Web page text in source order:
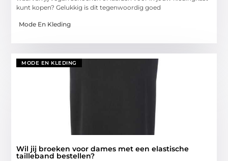
kunt kopen? Gelukkig is dit tegenwoordig goed
Mode En Kleding
MODE EN KLEDING
Wil jij broeken voor dames met een elastische
tailleband bestellen?